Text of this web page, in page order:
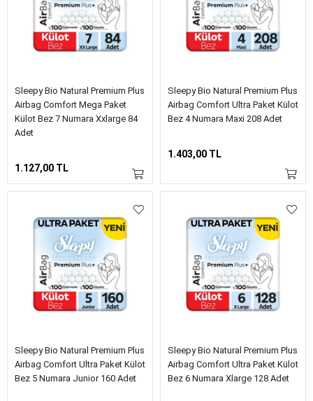
Sleepy Bio Natural Premium Plus
Airbag Comfort Mega Paket
Külot Bez 7 Numara Xxlarge 84
Adet
1.127,00 TL
Sleepy Bio Natural Premium Plus
Airbag Comfort Ultra Paket Külot
Bez 4 Numara Maxi 208 Adet
1.403,00 TL
Sleepy Bio Natural Premium Plus
Airbag Comfort Ultra Paket Külot
Bez 5 Numara Junior 160 Adet
Sleepy Bio Natural Premium Plus
Airbag Comfort Ultra Paket Külot
Bez 6 Numara Xlarge 128 Adet